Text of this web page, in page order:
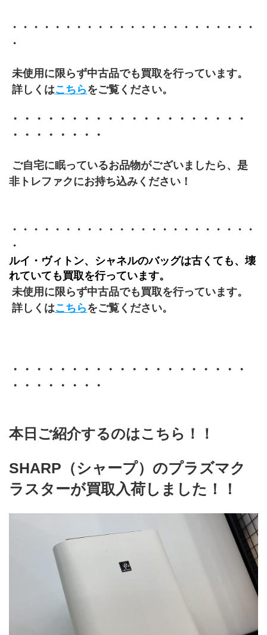
・・・・・・・・・・・・・・・・・・・・・・・
・
未使用に限らず中古品でも買取を行っています。
詳しくはこちら をご覧ください。
・・・・・・・・・・・・・・・・・・・・
・・・・・・・・
非トレファクにお持ち込みください！
・・・・・・・・・・・・・・・・・・・・・・・
・
ルイ・ヴィトン、シャネルのバッグは古くても、壊
れていても買取を行っています。
未使用に限らず中古品でも買取を行っています。
詳しくはこちら をご覧ください。
・・・・・・・・・・・・・・・・・・・・
・・・・・・・・
本日ご紹介するのはこちら！！
SHARP（シャープ）のプラズマク
ラスターが買取入荷しました！！